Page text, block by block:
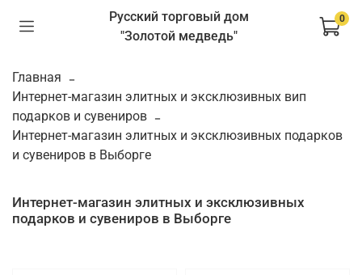
Русский торговый дом
"Золотой медведь"
0
Главная
Интернет-магазин элитных и эксклюзивных вип
подарков и сувениров
Интернет-магазин элитных и эксклюзивных подарков
и сувениров в Выборге
Интернет-магазин элитных и эксклюзивных
подарков и сувениров в Выборге